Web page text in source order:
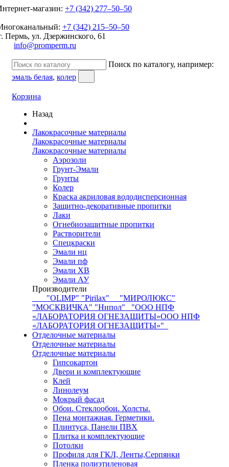
магазин: +7 (342) 277‒50‒50
+7 (342) 215‒50‒50
Пермь, ул. Дзержинского, 61
info@promperm.ru
Поиск по каталогу, например:
эмаль белая, колер
Корзина
Назад
Лакокрасочные материалы
Лакокрасочные материалы
Лакокрасочные материалы
Аэрозоли
Грунт-Эмали
Грунты
Колер
Краска акриловая вододисперсионная
Защитно-декоративные пропитки
Лаки
Огнебиозащитные пропитки
Растворители
Спецкраски
Эмали нц
Эмали пф
Эмали ХВ
Эмали АУ
Производители
"OLIMP" "Pirilax"
"МИРОЛЮКС"
"МОСКВИЧКА" "Нипол"
"ООО НПФ
«ЛАБОРАТОРИЯ ОГНЕЗАЩИТЫ»ООО НПФ
«ЛАБОРАТОРИЯ ОГНЕЗАЩИТЫ»"
Отделочные материалы
Отделочные материалы
Отделочные материалы
Гипсокартон
Двери и комплектующие
Клей
Линолеум
Мокрый фасад
Обои. Стеклообои. Холсты.
Пена монтажная. Герметики.
Плинтуса, Панели ПВХ
Плитка и комплектующие
Потолки
Профиля для ГКЛ, Ленты,Серпянки
Пленка полиэтиленовая